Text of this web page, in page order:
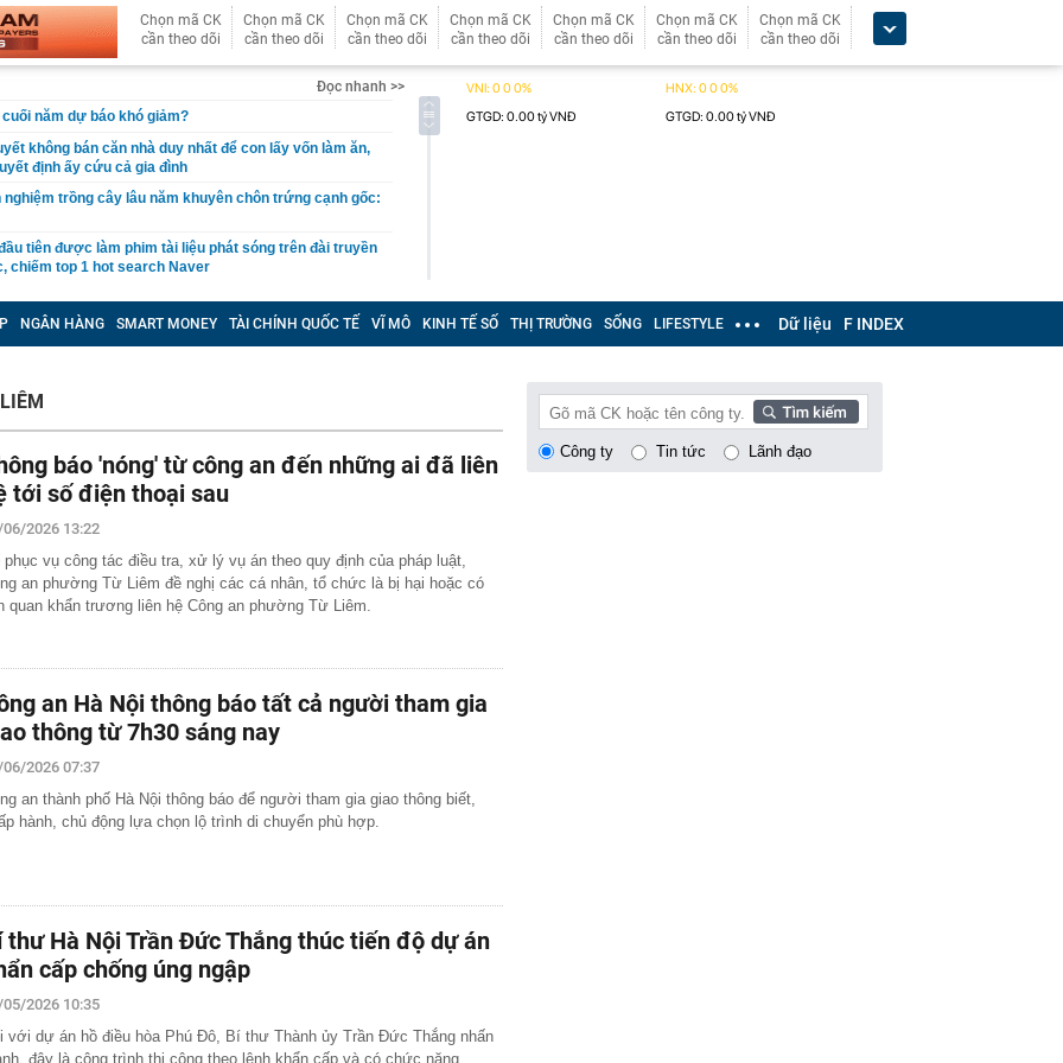
Chọn mã CK
cần theo dõi
Chọn mã CK
cần theo dõi
Chọn mã CK
cần theo dõi
Chọn mã CK
cần theo dõi
Chọn mã CK
cần theo dõi
Chọn mã CK
cần theo dõi
Chọn mã CK
cần theo dõi
Đọc nhanh >>
năm dự báo khó giảm?
không bán căn nhà duy nhất để con lấy vốn làm ăn,
định ấy cứu cả gia đình
trồng cây lâu năm khuyên chôn trứng cạnh gốc:
tiên được làm phim tài liệu phát sóng trên đài truyền
chiếm top 1 hot search Naver
bát, đĩa trong nhà, công an bắt Sùng Thị Dụ 47 tuổi
mạng có "luật chơi" mới, người dùng cần lưu ý gì?
8/8 tại MB, Sacombank, HDBank, Agribank,
VietinBank,...
cho Ukraine dùng Starlink dẫn đường cho các đòn
đen bóng, phong độ khiến trai trẻ "chạy dài": Alan Tam
đơn giản
Beckham khoe visual xinh đẹp, thanh xuân mơn mởn
triệu đô, đọ sắc cùng mẹ - Victoria ngoài 50 vẫn đỉnh
của Chùa Cầu Hội An
của Hari Won
nhân vụ cháy chung cư ở Hồng Kông (Trung Quốc)
tử vong sau 9 tháng: Chỉ bắt nguồn từ một đầu thuốc
cảnh với chủ hộ kinh doanh Trang Dương
lộ: 6 loại cá biển giá bình dân, người không biết hay
lại thích mua
triển khai loạt ưu đãi tháng 8, giá Omoda C5 từ 459,1
NGÂN HÀNG SMART MONEY TÀI CHÍNH QUỐC TẾ VĨ MÔ KINH TẾ SỐ THỊ TRƯỜNG SỐNG LIFESTYLE Dữ liệu F INDEX
báo 'nóng' từ công an đến những ai đã liên
tới số điện thoại sau
2026 13:22
vụ công tác điều tra, xử lý vụ án theo quy định của pháp luật,
an phường Từ Liêm đề nghị các cá nhân, tổ chức là bị hại hoặc có
quan khẩn trương liên hệ Công an phường Từ Liêm.
an Hà Nội thông báo tất cả người tham gia
thông từ 7h30 sáng nay
2026 07:37
an thành phố Hà Nội thông báo để người tham gia giao thông biết,
hành, chủ động lựa chọn lộ trình di chuyển phù hợp.
thư Hà Nội Trần Đức Thắng thúc tiến độ dự án
cấp chống úng ngập
2026 10:35
với dự án hồ điều hòa Phú Đô, Bí thư Thành ủy Trần Đức Thắng nhấn
đây là công trình thi công theo lệnh khẩn cấp và có chức năng
Công ty Tin tức Lãnh đạo